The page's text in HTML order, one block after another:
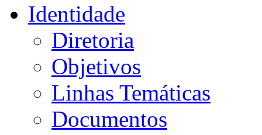
Identidade
Diretoria
Objetivos
Linhas Temáticas
Documentos